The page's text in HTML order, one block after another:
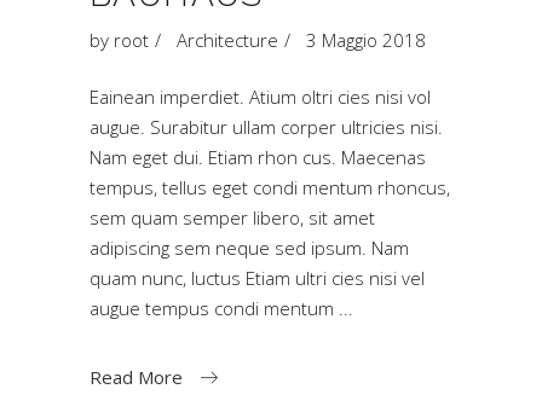
by root Architecture 3 Maggio 2018
Eainean imperdiet. Atium oltri cies nisi vol
augue. Surabitur ullam corper ultricies nisi.
Nam eget dui. Etiam rhon cus. Maecenas
tempus, tellus eget condi mentum rhoncus,
sem quam semper libero, sit amet
adipiscing sem neque sed ipsum. Nam
quam nunc, luctus Etiam ultri cies nisi vel
augue tempus condi mentum
Read More